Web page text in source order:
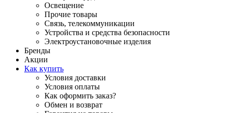
Освещение
Прочие товары
Связь, телекоммуникации
Устройства и средства безопасности
Электроустановочные изделия
Бренды
Акции
Как купить
Условия доставки
Условия оплаты
Как оформить заказ?
Обмен и возврат